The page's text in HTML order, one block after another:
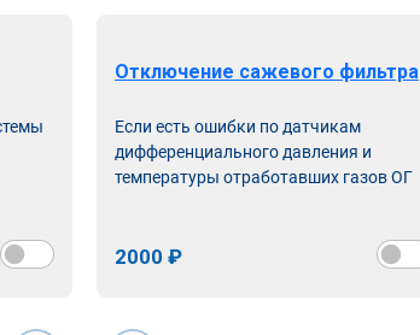
Отключение сажевого фильтра
Если есть ошибки по датчикам
дифференциального давления и
температуры отработавших газов ОГ
2000 ₽